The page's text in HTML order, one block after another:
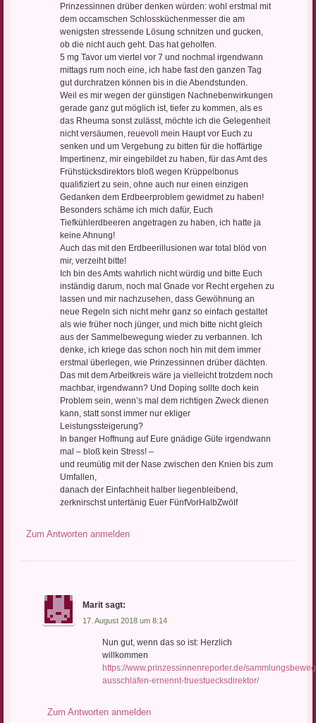
Prinzessinnen drüber denken würden: wohl erstmal mit
dem occamschen Schlossküchenmesser die am
wenigsten stressende Lösung schnitzen und gucken,
ob die nicht auch geht. Das hat geholfen.
5 mg Tavor um viertel vor 7 und nochmal irgendwann
mittags rum noch eine, ich habe fast den ganzen Tag
gut durchratzen können bis in die Abendstunden.
Weil es mir wegen der günstigen Nachnebenwirkungen
gerade ganz gut möglich ist, tiefer zu kommen, als es
das Rheuma sonst zulässt, möchte ich die Gelegenheit
nicht versäumen, reuevoll mein Haupt vor Euch zu
senken und um Vergebung zu bitten für die hoffärtige
Impertinenz, mir eingebildet zu haben, für das Amt des
Frühstücksdirektors bloß wegen Krüppelbonus
qualifiziert zu sein, ohne auch nur einen einzigen
Gedanken dem Erdbeerproblem gewidmet zu haben!
Besonders schäme ich mich dafür, Euch
Tiefkühlerdbeeren angetragen zu haben, ich hatte ja
keine Ahnung!
Auch das mit den Erdbeerillusionen war total blöd von
mir, verzeiht bitte!
Ich bin des Amts wahrlich nicht würdig und bitte Euch
inständig darum, noch mal Gnade vor Recht ergehen zu
lassen und mir nachzusehen, dass Gewöhnung an
neue Regeln sich nicht mehr ganz so einfach gestaltet
als wie früher noch jünger, und mich bitte nicht gleich
aus der Sammelbewegung wieder zu verbannen. Ich
denke, ich kriege das schon noch hin mit dem immer
erstmal überlegen, wie Prinzessinnen drüber dächten.
Das mit dem Arbeitkreis wäre ja vielleicht trotzdem noch
machbar, irgendwann? Und Doping sollte doch kein
Problem sein, wenn’s mal dem richtigen Zweck dienen
kann, statt sonst immer nur ekliger
Leistungssteigerung?
In banger Hoffnung auf Eure gnädige Güte irgendwann
mal – bloß kein Stress! –
und reumütig mit der Nase zwischen den Knien bis zum
Umfallen,
danach der Einfachheit halber liegenbleibend,
zerknirschst untertänig Euer FünfVorHalbZwölf
Zum Antworten anmelden
Marit sagt:
17. August 2018 um 8:14
Nun gut, wenn das so ist: Herzlich
willkommen
https://www.prinzessinnenreporter.de/
ausschlafen-ernennt-fruestuecksdirektor/
Zum Antworten anmelden